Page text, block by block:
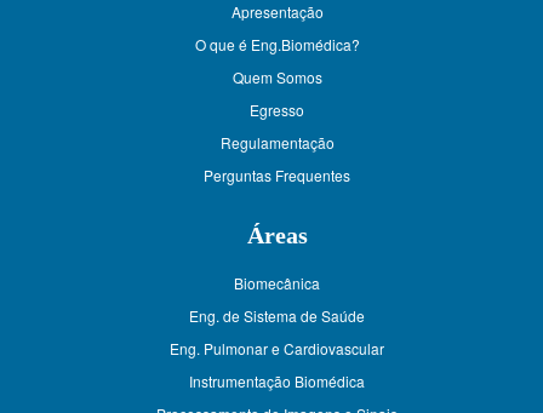
Apresentação
O que é Eng.Biomédica?
Quem Somos
Egresso
Regulamentação
Perguntas Frequentes
Áreas
Biomecânica
Eng. de Sistema de Saúde
Eng. Pulmonar e Cardiovascular
Instrumentação Biomédica